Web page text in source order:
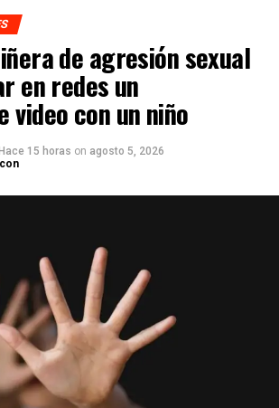
de agresión sexual
en redes un
video con un niño
Hace 15 horas on agosto 5, 2026